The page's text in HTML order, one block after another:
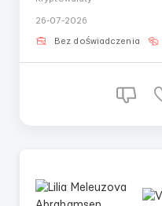
решения, но именно
контролируют, чтобы
26-07-2026
Bez doświadczenia